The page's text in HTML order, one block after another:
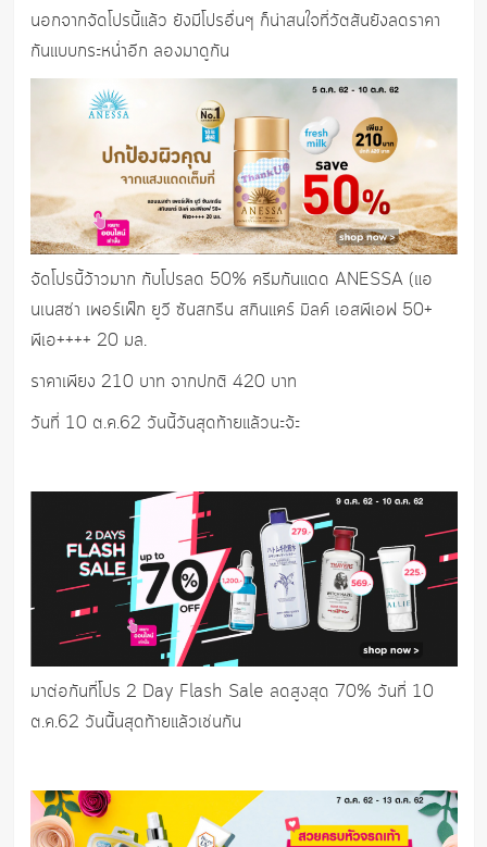
นอกจากจัดโปรนี้แล้ว ยังมีโปรอื่นๆ ก็น่าสนใจที่วัตสันยังลดราคา
กันแบบกระหน่ำอีก ลองมาดูกัน
จัดโปรนี้ว้าวมาก กับโปรลด 50% ครีมกันแดด ANESSA (แอ
นเนสซ่า เพอร์เฟ็ก ยูวี ซันสกรีน สกินแคร์ มิลค์ เอสพีเอฟ 50+
พีเอ++++ 20 มล.
ราคาเพียง 210 บาท จากปกติ 420 บาท
วันที่ 10 ต.ค.62 วันนี้วันสุดท้ายแล้วนะจ้ะ
มาต่อกันที่โปร 2 Day Flash Sale ลดสูงสุด 70% วันที่ 10
ต.ค.62 วันนี้ันสุดท้ายแล้วเช่นกัน